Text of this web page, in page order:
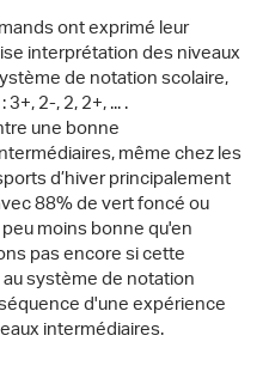
ont exprimé leur
interprétation des niveaux
de notation scolaire,
2-, 2, 2+, ... .
une bonne
même chez les
d’hiver principalement
88% de vert foncé ou
moins bonne qu'en
pas encore si cette
système de notation
d'une expérience
intermédiaires.